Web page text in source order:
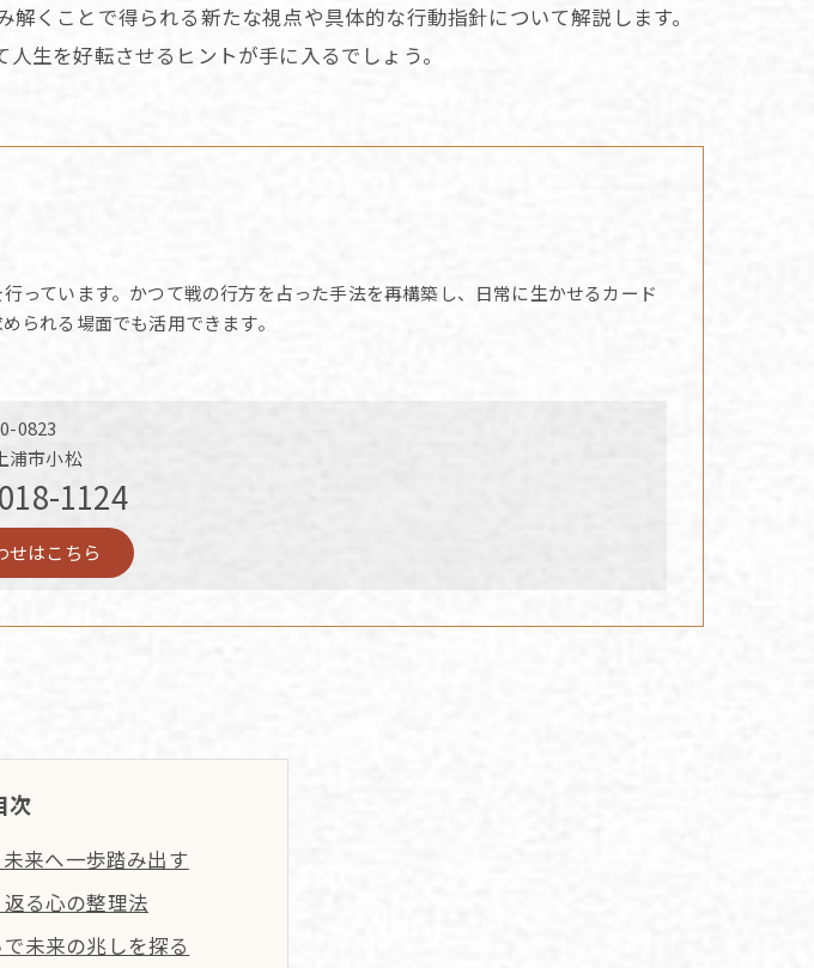
くことで得られる新たな視点や具体的な行動指針について解説します。
生を好転させるヒントが手に入るでしょう。
っています。かつて戦の行方を占った手法を再構築し、日常に生かせるカード
られる場面でも活用できます。
0823
浦市小松
1124
せはこちら
次
来へ一歩踏み出す
る心の整理法
未来の兆しを探る